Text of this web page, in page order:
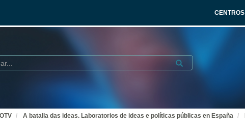
CENTROS
Submit
A batalla das ideas. Laboratorios de ideas e políticas públicas en España